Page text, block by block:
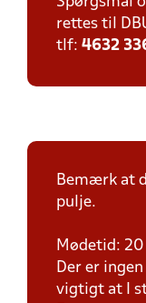
rettes til
tlf: 4632
Bemærk at
pulje.
Mødetid:
Der er
vigtigt at I